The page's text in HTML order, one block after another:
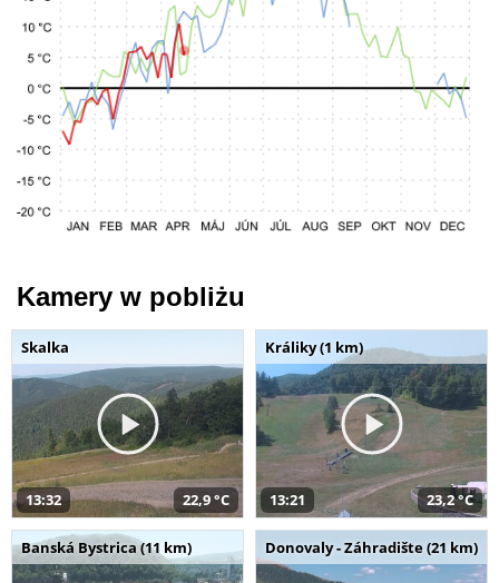
Kamery w pobliżu
Skalka
13:32 22,9 °C
Králiky (1 km)
13:21 23,2 °C
Banská Bystrica (11 km) Donovaly - Záhradište (21 km)